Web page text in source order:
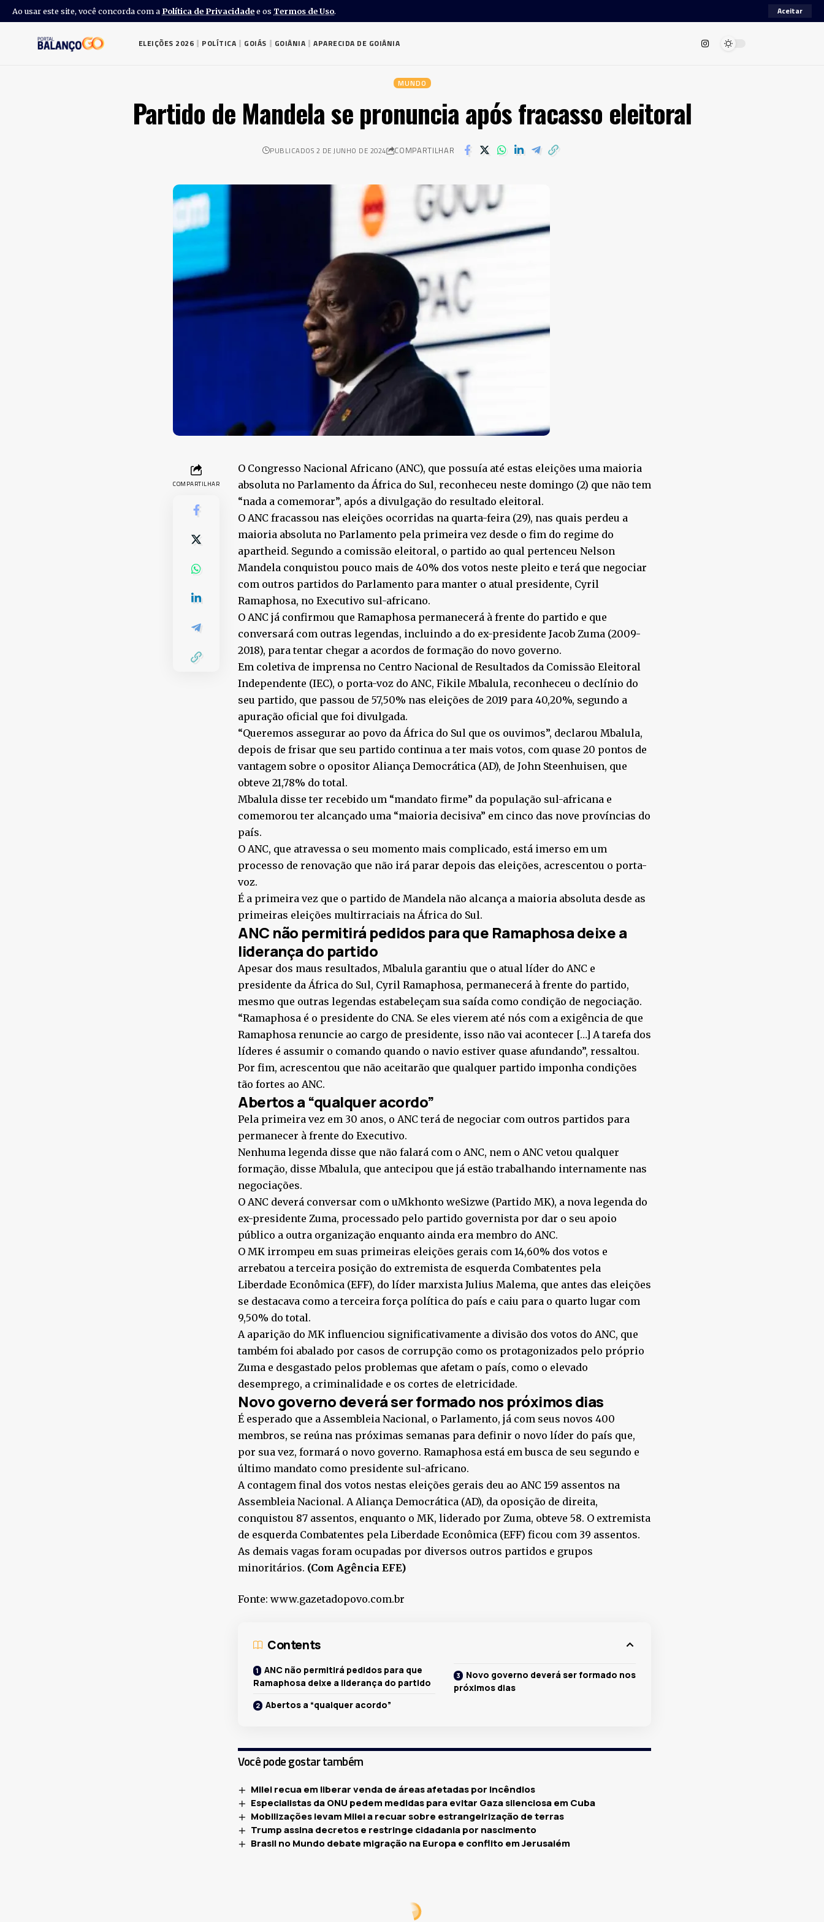
Ao usar este site, você concorda com a Política de Privacidadee os Termos de Uso. Aceitar
ELEIÇÕES 2026 POLÍTICA GOIÁS GOIÂNIA APARECIDA DE GOIÂNIA
MUNDO
Partido de Mandela se pronuncia após fracasso eleitoral
PUBLICADOS 2 DE JUNHO DE 2024 COMPARTILHAR
COMPARTILHAR
O Congresso Nacional Africano (ANC), que possuía até estas eleições uma maioria
absoluta no Parlamento da África do Sul, reconheceu neste domingo (2) que não tem
“nada a comemorar”, após a divulgação do resultado eleitoral.
O ANC fracassou nas eleições ocorridas na quarta-feira (29), nas quais perdeu a
maioria absoluta no Parlamento pela primeira vez desde o fim do regime do
apartheid. Segundo a comissão eleitoral, o partido ao qual pertenceu Nelson
Mandela conquistou pouco mais de 40% dos votos neste pleito e terá que negociar
com outros partidos do Parlamento para manter o atual presidente, Cyril
Ramaphosa, no Executivo sul-africano.
O ANC já confirmou que Ramaphosa permanecerá à frente do partido e que
conversará com outras legendas, incluindo a do ex-presidente Jacob Zuma (2009-
2018), para tentar chegar a acordos de formação do novo governo.
Em coletiva de imprensa no Centro Nacional de Resultados da Comissão Eleitoral
Independente (IEC), o porta-voz do ANC, Fikile Mbalula, reconheceu o declínio do
seu partido, que passou de 57,50% nas eleições de 2019 para 40,20%, segundo a
apuração oficial que foi divulgada.
“Queremos assegurar ao povo da África do Sul que os ouvimos”, declarou Mbalula,
depois de frisar que seu partido continua a ter mais votos, com quase 20 pontos de
vantagem sobre o opositor Aliança Democrática (AD), de John Steenhuisen, que
obteve 21,78% do total.
Mbalula disse ter recebido um “mandato firme” da população sul-africana e
comemorou ter alcançado uma “maioria decisiva” em cinco das nove províncias do
país.
O ANC, que atravessa o seu momento mais complicado, está imerso em um
processo de renovação que não irá parar depois das eleições, acrescentou o porta-
voz.
É a primeira vez que o partido de Mandela não alcança a maioria absoluta desde as
primeiras eleições multirraciais na África do Sul.
ANC não permitirá pedidos para que Ramaphosa deixe a
liderança do partido
Apesar dos maus resultados, Mbalula garantiu que o atual líder do ANC e
presidente da África do Sul, Cyril Ramaphosa, permanecerá à frente do partido,
mesmo que outras legendas estabeleçam sua saída como condição de negociação.
“Ramaphosa é o presidente do CNA. Se eles vierem até nós com a exigência de que
Ramaphosa renuncie ao cargo de presidente, isso não vai acontecer […] A tarefa dos
líderes é assumir o comando quando o navio estiver quase afundando”, ressaltou.
Por fim, acrescentou que não aceitarão que qualquer partido imponha condições
tão fortes ao ANC.
Abertos a “qualquer acordo”
Pela primeira vez em 30 anos, o ANC terá de negociar com outros partidos para
permanecer à frente do Executivo.
Nenhuma legenda disse que não falará com o ANC, nem o ANC vetou qualquer
formação, disse Mbalula, que antecipou que já estão trabalhando internamente nas
negociações.
O ANC deverá conversar com o uMkhonto weSizwe (Partido MK), a nova legenda do
ex-presidente Zuma, processado pelo partido governista por dar o seu apoio
público a outra organização enquanto ainda era membro do ANC.
O MK irrompeu em suas primeiras eleições gerais com 14,60% dos votos e
arrebatou a terceira posição do extremista de esquerda Combatentes pela
Liberdade Econômica (EFF), do líder marxista Julius Malema, que antes das eleições
se destacava como a terceira força política do país e caiu para o quarto lugar com
9,50% do total.
A aparição do MK influenciou significativamente a divisão dos votos do ANC, que
também foi abalado por casos de corrupção como os protagonizados pelo próprio
Zuma e desgastado pelos problemas que afetam o país, como o elevado
desemprego, a criminalidade e os cortes de eletricidade.
Novo governo deverá ser formado nos próximos dias
É esperado que a Assembleia Nacional, o Parlamento, já com seus novos 400
membros, se reúna nas próximas semanas para definir o novo líder do país que,
por sua vez, formará o novo governo. Ramaphosa está em busca de seu segundo e
último mandato como presidente sul-africano.
A contagem final dos votos nestas eleições gerais deu ao ANC 159 assentos na
Assembleia Nacional. A Aliança Democrática (AD), da oposição de direita,
conquistou 87 assentos, enquanto o MK, liderado por Zuma, obteve 58. O extremista
de esquerda Combatentes pela Liberdade Econômica (EFF) ficou com 39 assentos.
As demais vagas foram ocupadas por diversos outros partidos e grupos
minoritários. (Com Agência EFE)
Fonte: www.gazetadopovo.com.br
Contents
ANC não permitirá pedidos para que
Ramaphosa deixe a liderança do partido
Abertos a “qualquer acordo”
Novo governo deverá ser formado nos
próximos dias
Você pode gostar também
Milei recua em liberar venda de áreas afetadas por incêndios
Especialistas da ONU pedem medidas para evitar Gaza silenciosa em Cuba
Mobilizações levam Milei a recuar sobre estrangeirização de terras
Trump assina decretos e restringe cidadania por nascimento
Brasil no Mundo debate migração na Europa e conflito em Jerusalém